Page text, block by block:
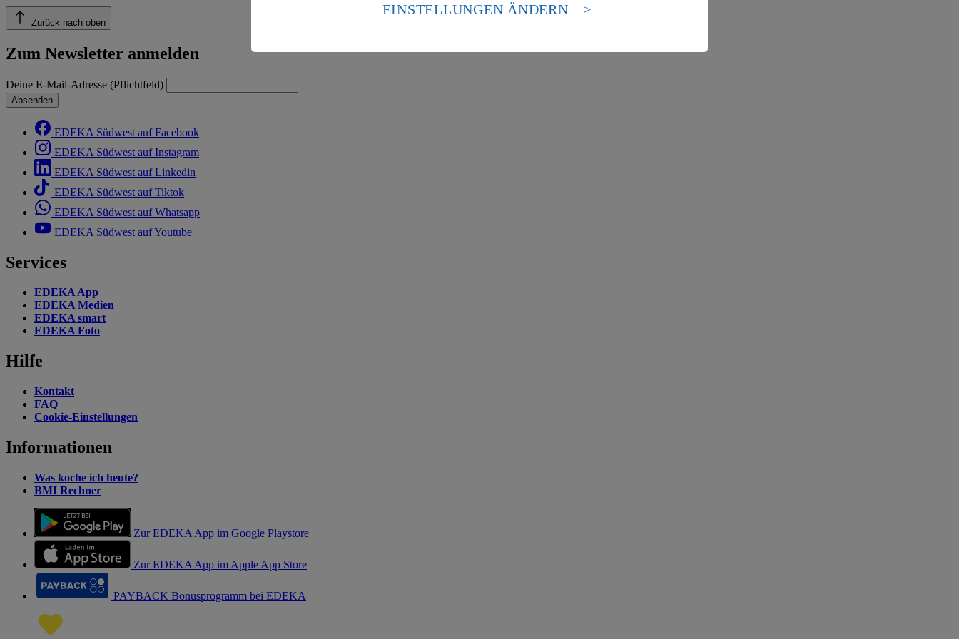
Zurück nach oben
Zum Newsletter anmelden
Deine E-Mail-Adresse (Pflichtfeld)
Absenden
EDEKA Südwest auf Facebook
EDEKA Südwest auf Instagram
EDEKA Südwest auf Linkedin
EDEKA Südwest auf Tiktok
EDEKA Südwest auf Whatsapp
EDEKA Südwest auf Youtube
Services
EDEKA App
EDEKA Medien
EDEKA smart
EDEKA Foto
Hilfe
Kontakt
FAQ
Cookie-Einstellungen
Informationen
Was koche ich heute?
BMI Rechner
Zur EDEKA App im Google Playstore
Zur EDEKA App im Apple App Store
PAYBACK Bonusprogramm bei EDEKA
Risiko eines Zugriffs durch US-amerikanische Behörden.
EINSTELLUNGEN ÄNDERN